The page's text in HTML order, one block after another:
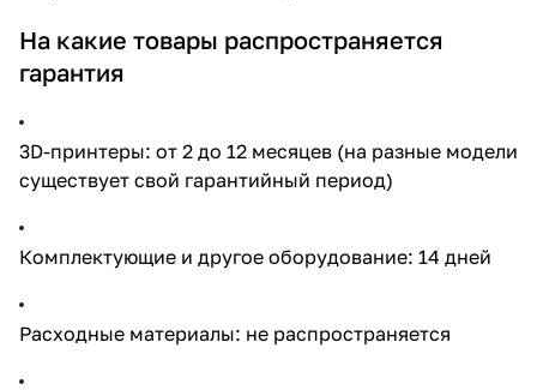
На какие товары распространяется
гарантия
3D-принтеры: от 2 до 12 месяцев (на разные модели
существует свой гарантийный период)
Комплектующие и другое оборудование: 14 дней
Расходные материалы: не распространяется